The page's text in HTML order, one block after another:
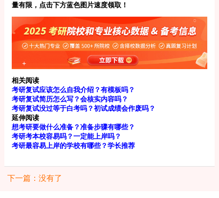
量有限，点击下方蓝色图片速度领取！
相关阅读
考研复试应该怎么自我介绍？有模板吗？
考研复试简历怎么写？会核实内容吗？
考研复试没过等于白考吗？初试成绩会作废吗？
延伸阅读
想考研要做什么准备？准备步骤有哪些？
考研考本校容易吗？一定能上岸吗？
考研最容易上岸的学校有哪些？学长推荐
下一篇：没有了